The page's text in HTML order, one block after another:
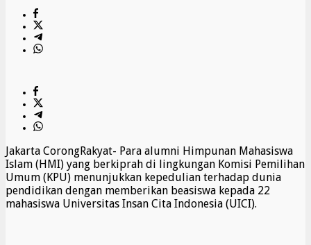
Jakarta CorongRakyat- Para alumni Himpunan Mahasiswa
Islam (HMI) yang berkiprah di lingkungan Komisi Pemilihan
Umum (KPU) menunjukkan kepedulian terhadap dunia
pendidikan dengan memberikan beasiswa kepada 22
mahasiswa Universitas Insan Cita Indonesia (UICI).